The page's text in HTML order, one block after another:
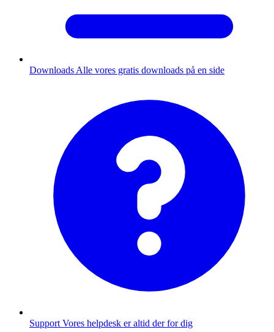
Downloads Alle vores gratis downloads på en side
Support Vores helpdesk er altid der for dig